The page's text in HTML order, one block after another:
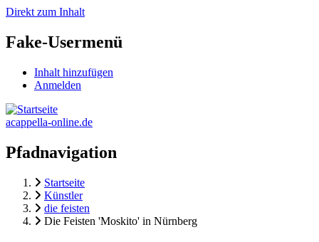
Direkt zum Inhalt
Fake-Usermenü
Inhalt hinzufügen
Anmelden
acappella-online.de
Pfadnavigation
Startseite
Künstler
die feisten
Die Feisten 'Moskito' in Nürnberg